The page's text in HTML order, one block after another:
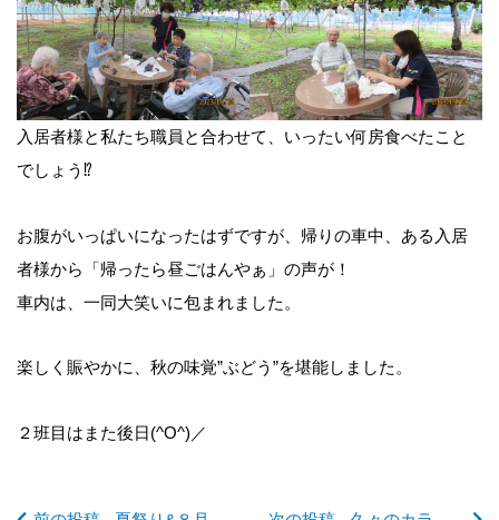
入居者様と私たち職員と合わせて、いったい何房食べたこと
でしょう⁉
お腹がいっぱいになったはずですが、帰りの車中、ある入居
者様から「帰ったら昼ごはんやぁ」の声が！
車内は、一同大笑いに包まれました。
楽しく賑やかに、秋の味覚”ぶどう”を堪能しました。
２班目はまた後日(^O^)／
後